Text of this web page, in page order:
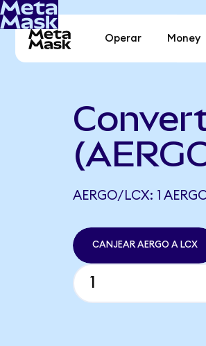
Operar Money
AERGO/LCX: 1
CANJEAR AERGO A LCX